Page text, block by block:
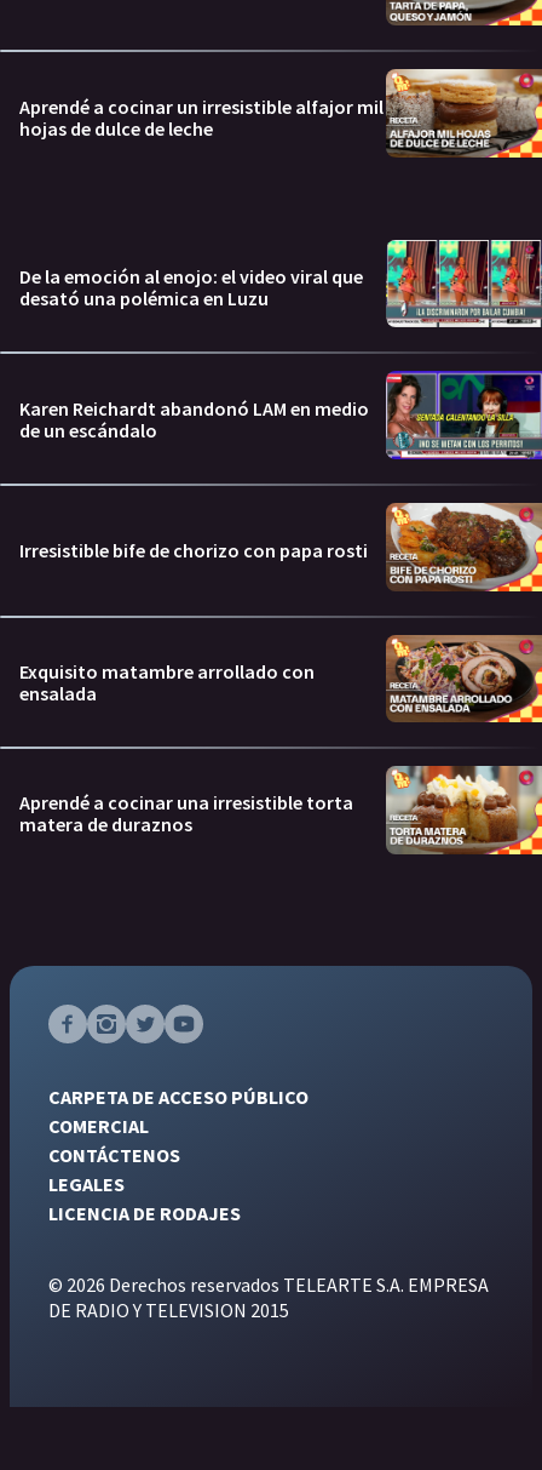
Aprendé a cocinar un irresistible alfajor mil
hojas de dulce de leche
De la emoción al enojo: el video viral que
desató una polémica en Luzu
Karen Reichardt abandonó LAM en medio
de un escándalo
Irresistible bife de chorizo con papa rosti
Exquisito matambre arrollado con
ensalada
Aprendé a cocinar una irresistible torta
matera de duraznos
CARPETA DE ACCESO PÚBLICO
COMERCIAL
CONTÁCTENOS
LEGALES
LICENCIA DE RODAJES
© 2026 Derechos reservados TELEARTE S.A. EMPRESA
DE RADIO Y TELEVISION 2015